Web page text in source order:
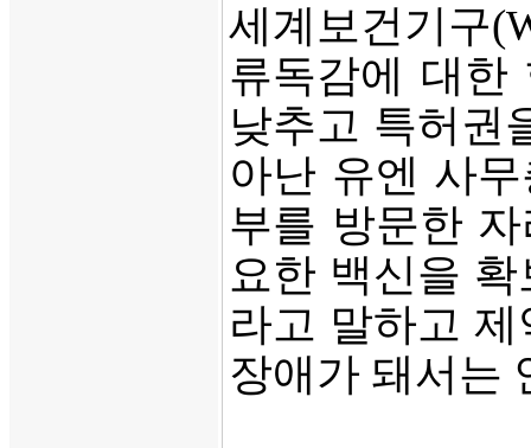
세계보건기구
류독감에 대한
낮추고 특허권
아난 유엔 사
부를 방문한
요한 백신을
라고 말하고
장애가 돼서는